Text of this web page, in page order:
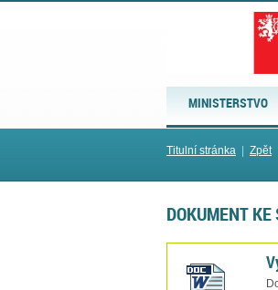
MINISTERSTVO
Titulní stránka Zpět
DOKUMENT